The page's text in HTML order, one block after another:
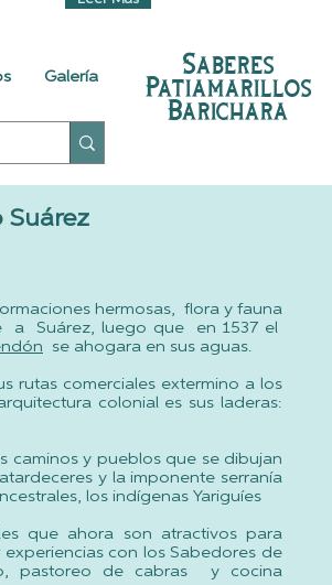
Galería Saberes
Patiamarillos
Barichara
Suárez
hermosas, flora y fauna
a Suárez, luego que en 1537 el
se ahogara en sus aguas.
rutas comerciales extermino a los
colonial es sus laderas:
caminos y pueblos que se dibujan
y la imponente serranía
los indígenas Yariguíes
que ahora son atractivos para
con los Sabedores de
pastoreo de cabras y cocina